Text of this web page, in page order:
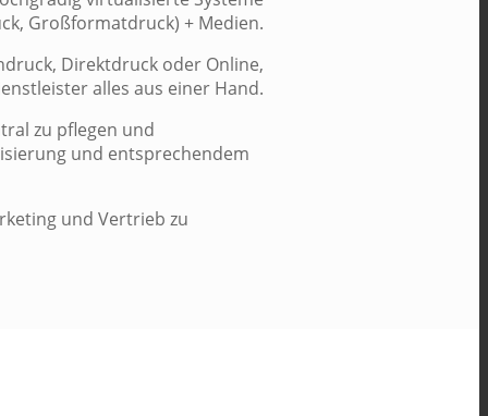
Großformatdruck) + Medien.
Direktdruck oder Online,
alles aus einer Hand.
zu pflegen und
und entsprechendem
und Vertrieb zu